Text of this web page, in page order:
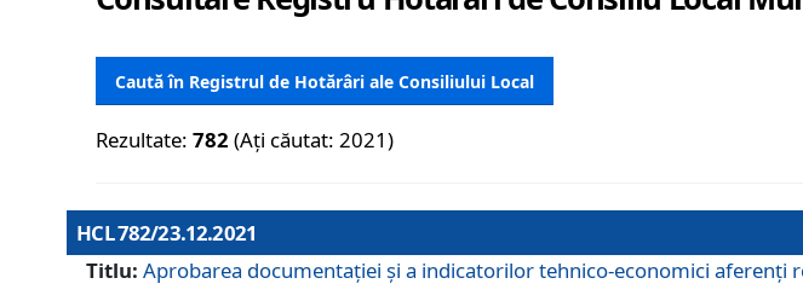
Caută în Registrul de Hotărâri ale Consiliului Local
Rezultate:782 (Ați căutat: 2021)
HCL 782/23.12.2021
Titlu: Aprobarea documentației și a indicatorilor tehnico-economici aferenți